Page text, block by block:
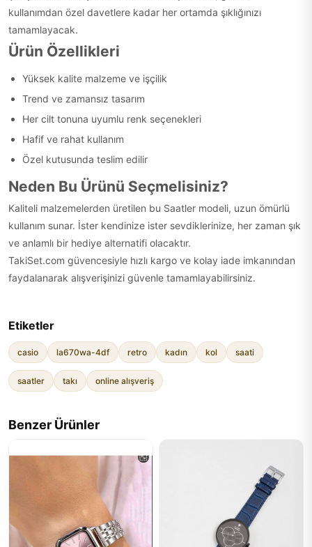
kullanımdan özel davetlere kadar her ortamda şıklığınızı
tamamlayacak.
Ürün Özellikleri
Yüksek kalite malzeme ve işçilik
Trend ve zamansız tasarım
Her cilt tonuna uyumlu renk seçenekleri
Hafif ve rahat kullanım
Özel kutusunda teslim edilir
Neden Bu Ürünü Seçmelisiniz?
Kaliteli malzemelerden üretilen bu Saatler modeli, uzun ömürlü
kullanım sunar. İster kendinize ister sevdiklerinize, her zaman şık
ve anlamlı bir hediye alternatifi olacaktır.
TakiSet.com güvencesiyle hızlı kargo ve kolay iade imkanından
faydalanarak alışverişinizi güvenle tamamlayabilirsiniz.
Etiketler
casio la670wa-4df retro kadın kol saati
saatler takı online alışveriş
Benzer Ürünler